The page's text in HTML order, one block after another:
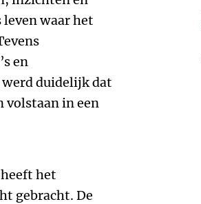
waar het
en
werd duidelijk dat
volstaan in een
het
gebracht. De